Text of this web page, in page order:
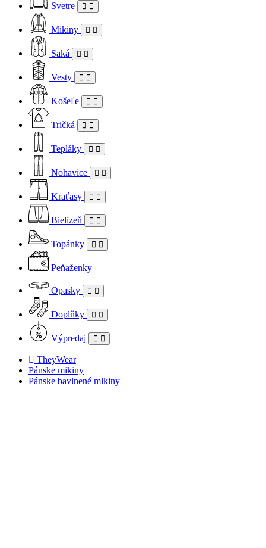
Svetre
Mikiny
Saká
Vesty
Košeľe
Tričká
Tepláky
Nohavice
Kraťasy
Bielizeň
Topánky
Peňaženky
Opasky
Doplňky
Výpredaj
TheyWear
Pánske mikiny
Pánske bavlnené mikiny